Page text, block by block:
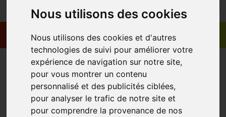
Nous utilisons des cookies
Nous utilisons des cookies et d'autres
technologies de suivi pour améliorer votre
expérience de navigation sur notre site,
pour vous montrer un contenu
personnalisé et des publicités ciblées,
pour analyser le trafic de notre site et
pour comprendre la provenance de nos
Promos Produits
Lepivits